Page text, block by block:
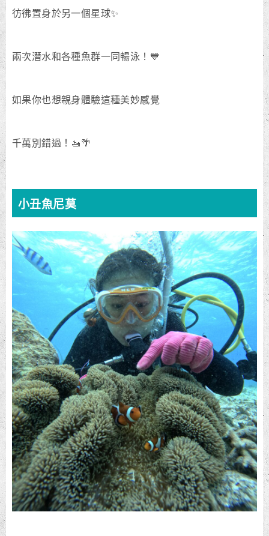
彷彿置身於另一個星球✨
兩次潛水和各種魚群一同暢泳！💙
如果你也想親身體驗這種美妙感覺
千萬別錯過！🚤🌴
小丑魚尼莫